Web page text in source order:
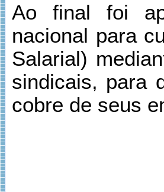
Ao final foi
nacional para
Salarial)
sindicais, para
cobre de seus